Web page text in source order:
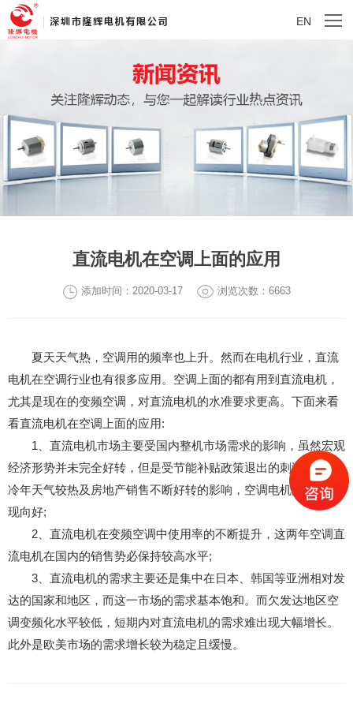
EN
直流电机在空调上面的应用
添加时间：2020-03-17 浏览次数：6663
夏天天气热，空调用的频率也上升。然而在电机行业，直流
电机在空调行业也有很多应用。空调上面的都有用到直流电机，
尤其是现在的变频空调，对直流电机的水准要求更高。下面来看
看直流电机在空调上面的应用:
1、直流电机市场主要受国内整机市场需求的影响，虽然宏观
经济形势并未完全好转，但是受节能补贴政策退出的刺激、2013
冷年天气较热及房地产销售不断好转的影响，空调电机内销量出
现向好;
2、直流电机在变频空调中使用率的不断提升，这两年空调直
流电机在国内的销售势必保持较高水平;
3、直流电机的需求主要还是集中在日本、韩国等亚洲相对发
达的国家和地区，而这一市场的需求基本饱和。而欠发达地区空
调变频化水平较低，短期内对直流电机的需求难出现大幅增长。
此外是欧美市场的需求增长较为稳定且缓慢。